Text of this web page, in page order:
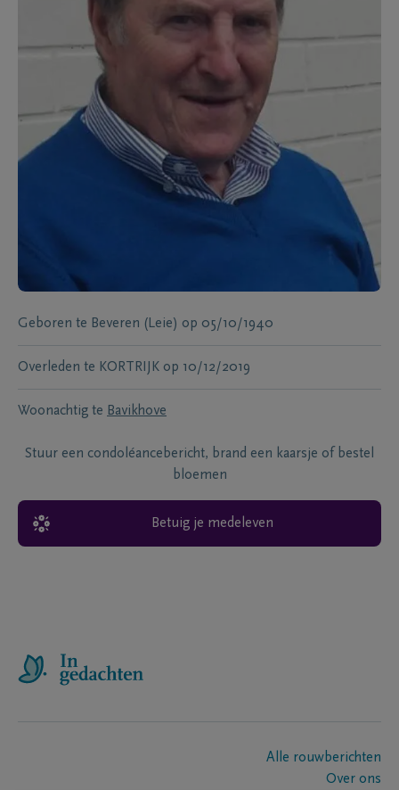
Geboren te Beveren (Leie) op 05/10/1940
Overleden te KORTRIJK op 10/12/2019
Woonachtig te Bavikhove
Stuur een condoléancebericht, brand een kaarsje of bestel
bloemen
Betuig je medeleven
Alle rouwberichten
Over ons